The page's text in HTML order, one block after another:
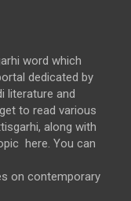
word which
dedicated by
literature and
to read various
along with
here. You can
on contemporary